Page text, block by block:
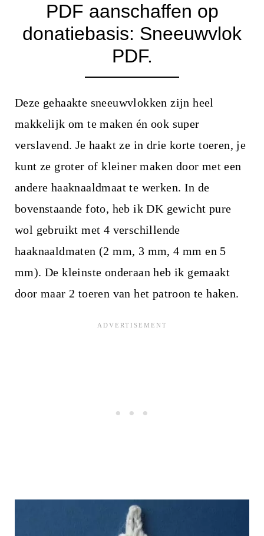
PDF aanschaffen op
donatiebasis: Sneeuwvlok
PDF.
Deze gehaakte sneeuwvlokken zijn heel
makkelijk om te maken én ook super
verslavend. Je haakt ze in drie korte toeren, je
kunt ze groter of kleiner maken door met een
andere haaknaaldmaat te werken. In de
bovenstaande foto, heb ik DK gewicht pure
wol gebruikt met 4 verschillende
haaknaaldmaten (2 mm, 3 mm, 4 mm en 5
mm). De kleinste onderaan heb ik gemaakt
door maar 2 toeren van het patroon te haken.